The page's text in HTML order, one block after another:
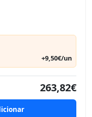
+9,50€/un
263,82€